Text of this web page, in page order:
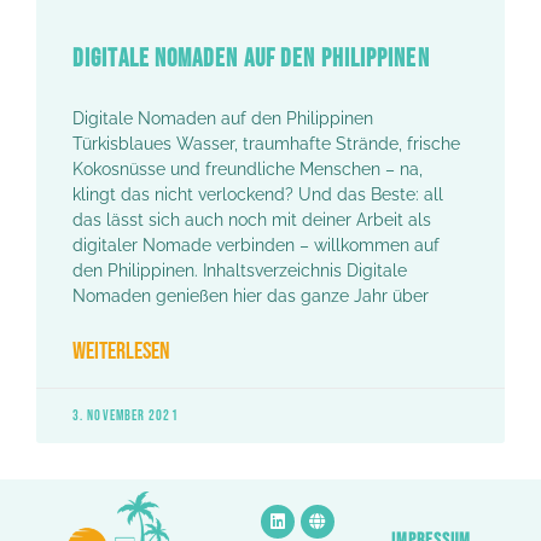
DIGITALE NOMADEN AUF DEN PHILIPPINEN
Digitale Nomaden auf den Philippinen
Türkisblaues Wasser, traumhafte Strände, frische
Kokosnüsse und freundliche Menschen – na,
klingt das nicht verlockend? Und das Beste: all
das lässt sich auch noch mit deiner Arbeit als
digitaler Nomade verbinden – willkommen auf
den Philippinen. Inhaltsverzeichnis Digitale
Nomaden genießen hier das ganze Jahr über
WEITERLESEN
3. NOVEMBER 2021